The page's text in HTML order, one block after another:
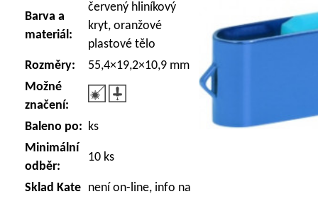
Barva a
materiál:
červený hliníkový
kryt, oranžové
plastové tělo
Rozměry:
55,4×19,2×10,9 mm
Možné
značení:
Baleno po: ks
Minimální
odběr:
10 ks
Sklad Kate není on-line, info na